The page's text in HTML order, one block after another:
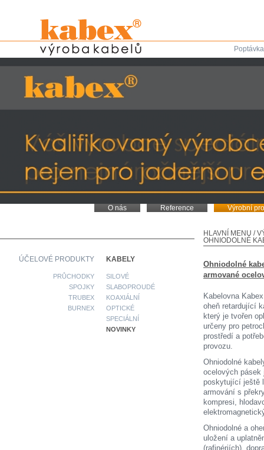
Poptávka
O nás Reference Výrobní
ÚČELOVÉ PRODUKTY
PRŮCHODKY
SPOJKY
TRUBEX
BURNEX
KABELY
SILOVÉ
SLABOPROUDÉ
KOAXIÁLNÍ
OPTICKÉ
SPECIÁLNÍ
NOVINKY
HLAVNÍ MENU /
OHNIODOLNÉ
Ohniodolné
armované
Kabelovna
oheň retardující
který je tvořen
určeny pro
prostředí a
provozu.
Ohniodolné
ocelových pásek
poskytující ještě
armování s
kompresi,
Ohniodolné a
uložení a
(rafinériích),